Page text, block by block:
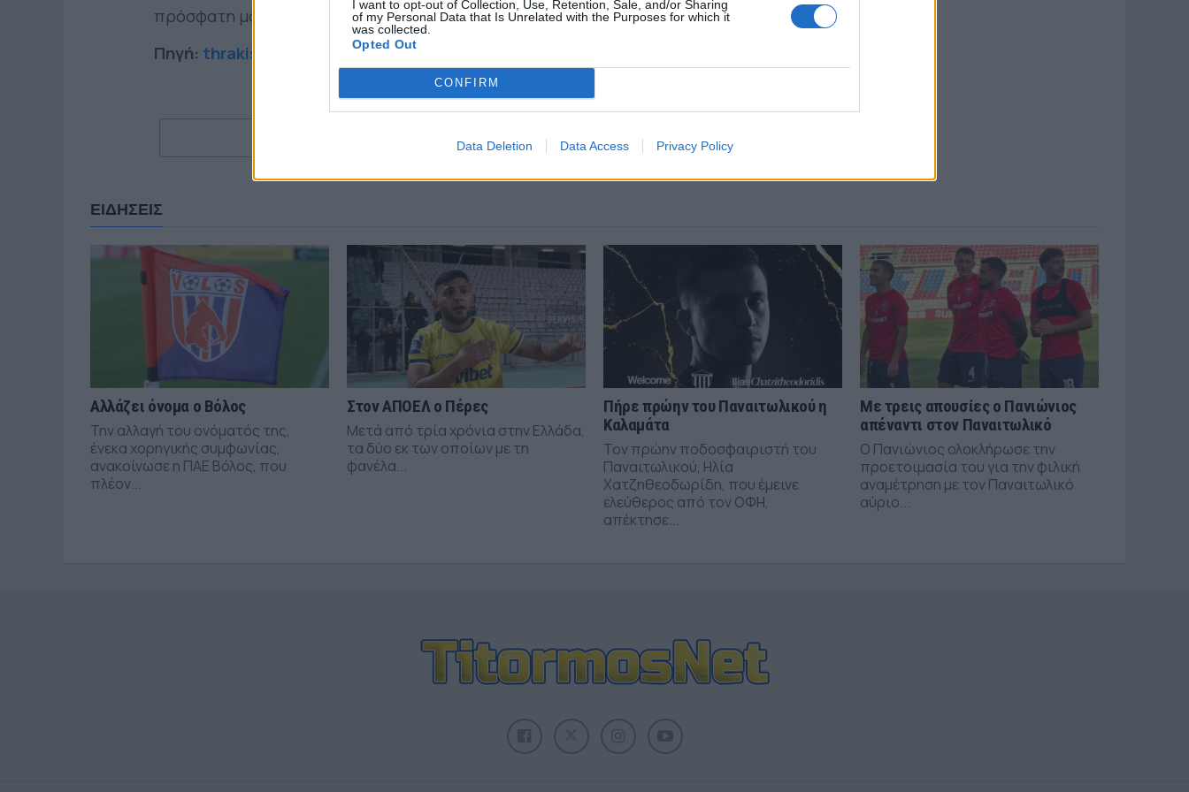
I want to opt-out of Collection, Use, Retention, Sale, and/or Sharing
of my Personal Data that Is Unrelated with the Purposes for which it
was collected.
Opted Out
CONFIRM
Data Deletion Data Access Privacy Policy
πρόσφατη μονομαχία με τον Παναιτωλικό.
Πηγή: thrakisports.gr
ΕΙΔΗΣΕΙΣ
Αλλάζει όνομα ο Βόλος
Την αλλαγή του ονόματός της,
ένεκα χορηγικής συμφωνίας,
ανακοίνωσε η ΠΑΕ Βόλος, που
πλέον...
Στον ΑΠΟΕΛ ο Πέρες
Μετά από τρία χρόνια στην Ελλάδα,
τα δύο εκ των οποίων με τη
φανέλα...
Πήρε πρώην του Παναιτωλικού η
Καλαμάτα
Τον πρώην ποδοσφαιριστή του
Παναιτωλικού, Ηλία
Χατζηθεοδωρίδη, που έμεινε
ελεύθερος από τον ΟΦΗ,
απέκτησε...
Με τρεις απουσίες ο Πανιώνιος
απέναντι στον Παναιτωλικό
Ο Πανιώνιος ολοκλήρωσε την
προετοιμασία του για την φιλική
αναμέτρηση με τον Παναιτωλικό
αύριο...